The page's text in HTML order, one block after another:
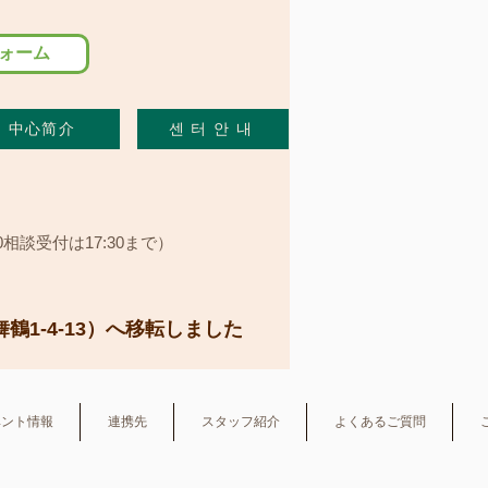
ーム
中心简介 센 터 안 내
談受付は17:30まで）
1-4-13）へ​移転しました
ト情報 連携先 スタッフ紹介 よくあるご質問